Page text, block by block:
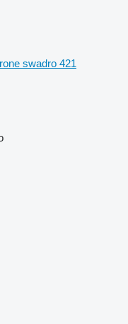
swadro 421